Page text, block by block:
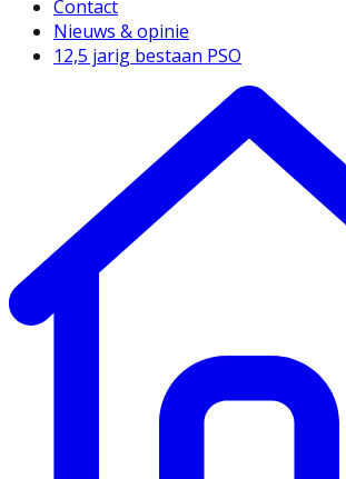
Contact
Nieuws & opinie
12,5 jarig bestaan PSO